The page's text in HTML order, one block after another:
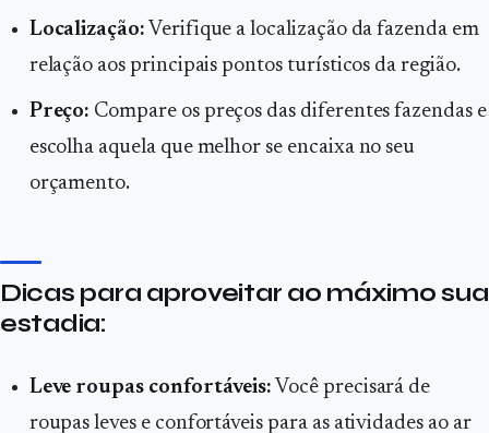
Localização: Verifique a localização da fazenda em
relação aos principais pontos turísticos da região.
Preço: Compare os preços das diferentes fazendas e
escolha aquela que melhor se encaixa no seu
orçamento.
Dicas para aproveitar ao máximo sua
estadia:
Leve roupas confortáveis: Você precisará de
roupas leves e confortáveis para as atividades ao ar